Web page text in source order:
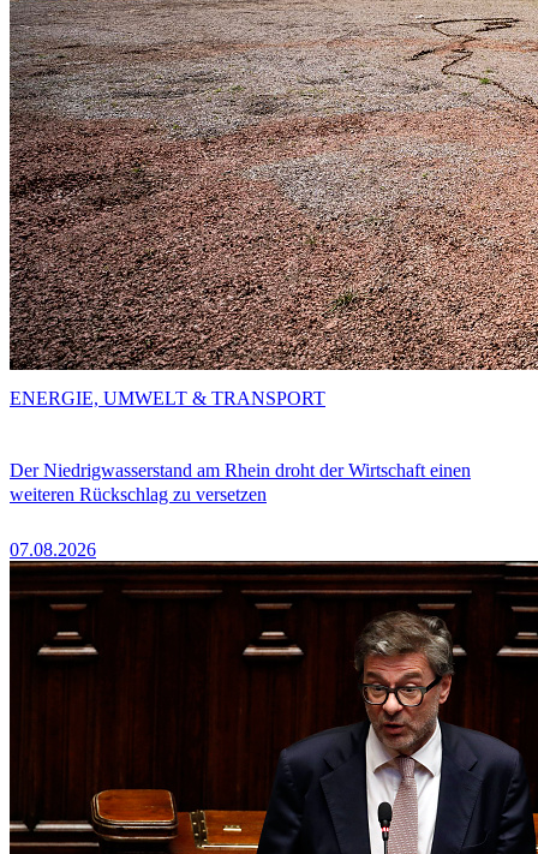
Der Niedrigwasserstand am Rhein droht der Wirtschaft einen
weiteren Rückschlag zu versetzen
07.08.2026
ENERGIE, UMWELT & TRANSPORT